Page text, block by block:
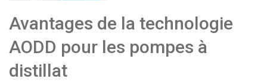
Avantages de la technologie
AODD pour les pompes à
distillat